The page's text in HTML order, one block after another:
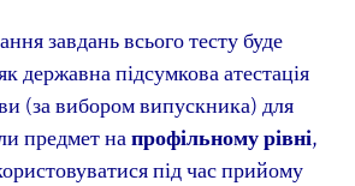
завдань всього тесту буде
державна підсумкова атестація
(за вибором випускника) для
предмет напрофільному рівні,
під час прийому